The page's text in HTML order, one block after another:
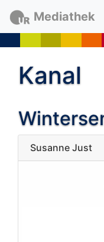
Mediathek
Kanal
Susanne Just